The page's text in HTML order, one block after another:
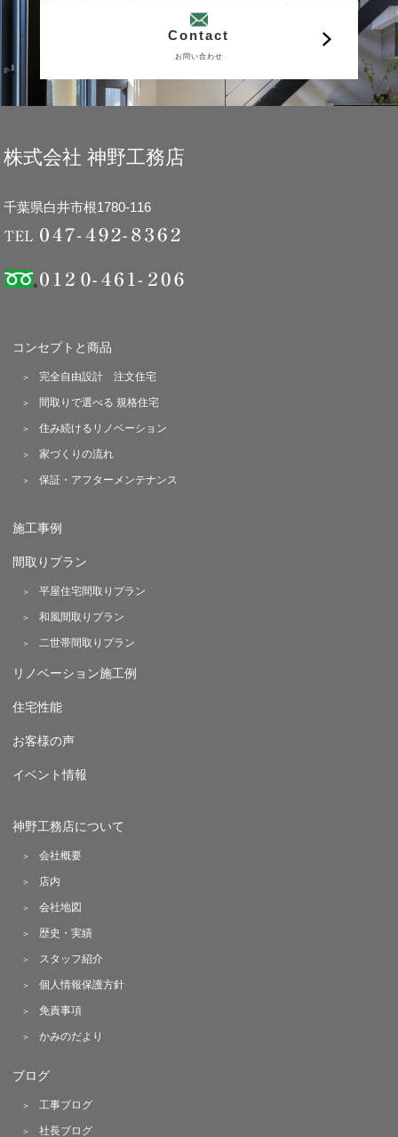
Contact
お問い合わせ
株式会社 神野工務店
千葉県白井市根1780-116
コンセプトと商品
完全自由設計 注文住宅
間取りで選べる 規格住宅
住み続けるリノベーション
家づくりの流れ
保証・アフターメンテナンス
施工事例
間取りプラン
平屋住宅間取りプラン
和風間取りプラン
二世帯間取りプラン
リノベーション施工例
住宅性能
お客様の声
イベント情報
神野工務店について
会社概要
店内
会社地図
歴史・実績
スタッフ紹介
個人情報保護方針
免責事項
かみのだより
ブログ
工事ブログ
社長ブログ